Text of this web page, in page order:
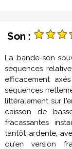
Son :
La bande-son
séquences
efficacement
séquences
littéralement sur
caisson de
fracassantes
tantôt ardente,
qu'en version